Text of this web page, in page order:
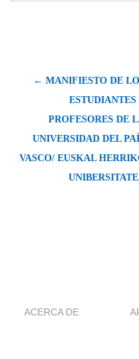
← MANIFIESTO DE
ESTUDIANTES
PROFESORES DE
UNIVERSIDAD DEL
VASCO/ EUSKAL
ACERCA DE